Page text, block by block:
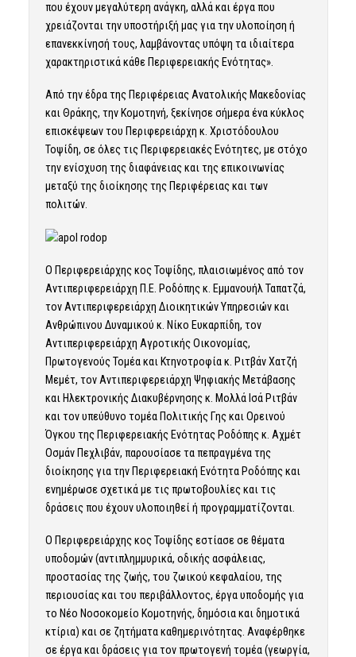
που έχουν μεγαλύτερη ανάγκη, αλλά και έργα που
χρειάζονται την υποστήριξή μας για την υλοποίηση ή
επανεκκίνησή τους, λαμβάνοντας υπόψη τα ιδιαίτερα
χαρακτηριστικά κάθε Περιφερειακής Ενότητας».
Από την έδρα της Περιφέρειας Ανατολικής Μακεδονίας
και Θράκης, την Κομοτηνή, ξεκίνησε σήμερα ένα κύκλος
επισκέψεων του Περιφερειάρχη κ. Χριστόδουλου
Τοψίδη, σε όλες τις Περιφερειακές Ενότητες, με στόχο
την ενίσχυση της διαφάνειας και της επικοινωνίας
μεταξύ της διοίκησης της Περιφέρειας και των
πολιτών.
Ο Περιφερειάρχης κος Τοψίδης, πλαισιωμένος από τον
Αντιπεριφερειάρχη Π.Ε. Ροδόπης κ. Εμμανουήλ Ταπατζά,
τον Αντιπεριφερειάρχη Διοικητικών Υπηρεσιών και
Ανθρώπινου Δυναμικού κ. Νίκο Ευκαρπίδη, τον
Αντιπεριφερειάρχη Αγροτικής Οικονομίας,
Πρωτογενούς Τομέα και Κτηνοτροφία κ. Ριτβάν Χατζή
Μεμέτ, τον Αντιπεριφερειάρχη Ψηφιακής Μετάβασης
και Ηλεκτρονικής Διακυβέρνησης κ. Μολλά Ισά Ριτβάν
και τον υπεύθυνο τομέα Πολιτικής Γης και Ορεινού
Όγκου της Περιφερειακής Ενότητας Ροδόπης κ. Αχμέτ
Οσμάν Πεχλιβάν, παρουσίασε τα πεπραγμένα της
διοίκησης για την Περιφερειακή Ενότητα Ροδόπης και
ενημέρωσε σχετικά με τις πρωτοβουλίες και τις
δράσεις που έχουν υλοποιηθεί ή προγραμματίζονται.
Ο Περιφερειάρχης κος Τοψίδης εστίασε σε θέματα
υποδομών (αντιπλημμυρικά, οδικής ασφάλειας,
προστασίας της ζωής, του ζωικού κεφαλαίου, της
περιουσίας και του περιβάλλοντος, έργα υποδομής για
το Νέο Νοσοκομείο Κομοτηνής, δημόσια και δημοτικά
κτίρια) και σε ζητήματα καθημερινότητας. Αναφέρθηκε
σε έργα και δράσεις για τον πρωτογενή τομέα (γεωργία,